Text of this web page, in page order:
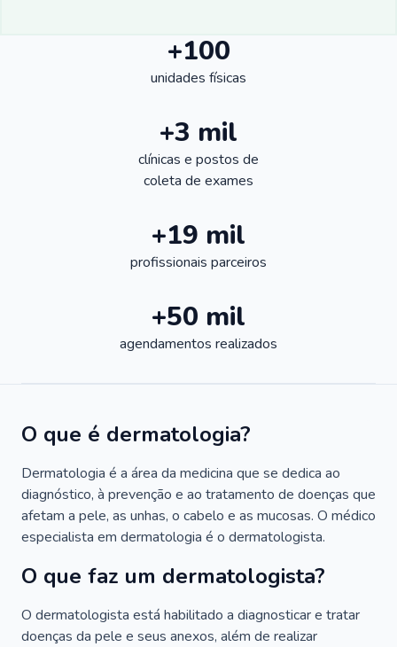
+100
unidades físicas
+3 mil
clínicas e postos de
coleta de exames
+19 mil
profissionais parceiros
+50 mil
agendamentos realizados
O que é dermatologia?
Dermatologia é a área da medicina que se dedica ao
diagnóstico, à prevenção e ao tratamento de doenças que
afetam a pele, as unhas, o cabelo e as mucosas. O médico
especialista em dermatologia é o dermatologista.
O que faz um dermatologista?
O dermatologista está habilitado a diagnosticar e tratar
doenças da pele e seus anexos, além de realizar